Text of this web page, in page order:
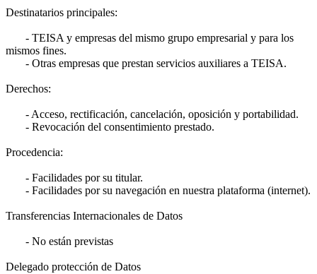
Destinatarios principales:
- TEISA y empresas del mismo grupo empresarial y para los
mismos fines.
- Otras empresas que prestan servicios auxiliares a TEISA.
Derechos:
- Acceso, rectificación, cancelación, oposición y portabilidad.
- Revocación del consentimiento prestado.
Procedencia:
- Facilidades por su titular.
- Facilidades por su navegación en nuestra plataforma (internet).
Transferencias Internacionales de Datos
- No están previstas
Delegado protección de Datos